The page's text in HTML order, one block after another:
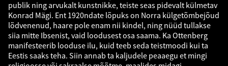
publik ning arvukalt kunstnikke, teiste seas pidevalt külmetav
Konrad Mägi. Ent 1920ndate lõpuks on Norra külgetõmbejõud
lõdvenenud, haare pole enam nii kindel, ning nüüd tullakse
siia mitte Ibsenist, vaid loodusest osa saama. Ka Ottenberg
manifesteerib looduse ilu, kuid teeb seda teistmoodi kui ta
Eestis saaks teha. Siin annab ta kaljudele peaaegu et mingi